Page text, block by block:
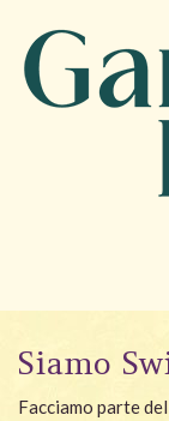
Siamo
Facciamo parte